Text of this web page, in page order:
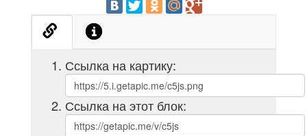
Ссылка на картику:
Ссылка на этот блок: